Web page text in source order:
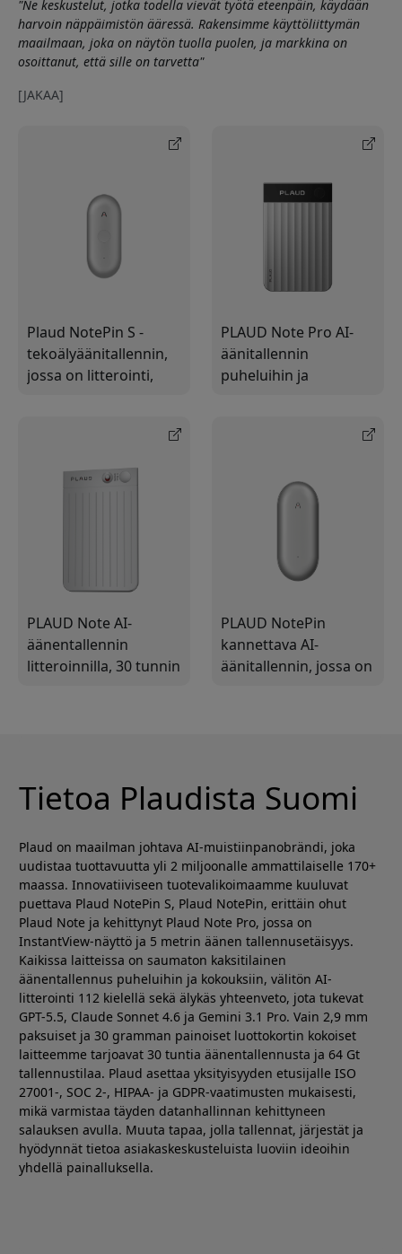
"Ne keskustelut, jotka todella vievät työtä eteenpäin, käydään
harvoin näppäimistön ääressä. Rakensimme käyttöliittymän
maailmaan, joka on näytön tuolla puolen, ja markkina on
osoittanut, että sille on tarvetta"
[JAKAA]
Plaud NotePin S -
tekoälyäänitallennin,
jossa on litterointi,
tunnin äänentallennus
PLAUD Note Pro AI-
äänitallennin
puheluihin ja
yhteenvedoilla ja Find
PLAUD Note AI-
äänentallennin
litteroinnilla, 30 tunnin
PLAUD NotePin
kannettava AI-
äänitallennin, jossa on
Tietoa Plaudista Suomi
Plaud on maailman johtava AI-muistiinpanobrändi, joka
uudistaa tuottavuutta yli 2 miljoonalle ammattilaiselle 170+
maassa. Innovatiiviseen tuotevalikoimaamme kuuluvat
puettava Plaud NotePin S, Plaud NotePin, erittäin ohut
Plaud Note ja kehittynyt Plaud Note Pro, jossa on
InstantView-näyttö ja 5 metrin äänen tallennusetäisyys.
Kaikissa laitteissa on saumaton kaksitilainen
äänentallennus puheluihin ja kokouksiin, välitön AI-
litterointi 112 kielellä sekä älykäs yhteenveto, jota tukevat
GPT-5.5, Claude Sonnet 4.6 ja Gemini 3.1 Pro. Vain 2,9 mm
paksuiset ja 30 gramman painoiset luottokortin kokoiset
laitteemme tarjoavat 30 tuntia äänentallennusta ja 64 Gt
tallennustilaa. Plaud asettaa yksityisyyden etusijalle ISO
27001-, SOC 2-, HIPAA- ja GDPR-vaatimusten mukaisesti,
mikä varmistaa täyden datanhallinnan kehittyneen
salauksen avulla. Muuta tapaa, jolla tallennat, järjestät ja
hyödynnät tietoa asiakaskeskusteluista luoviin ideoihin
yhdellä painalluksella.